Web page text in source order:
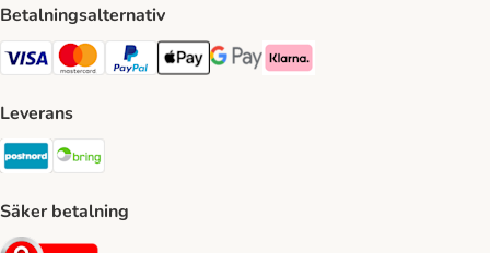
Betalningsalternativ
VISA Payment Method
Mastercard Payment Method
Paypal Payment Method
Apple Pay Payment Method
Google Pay Payment Method
Klarna Payment Method
Leverans
Postnord Shipping Method
Säker betalning
Security